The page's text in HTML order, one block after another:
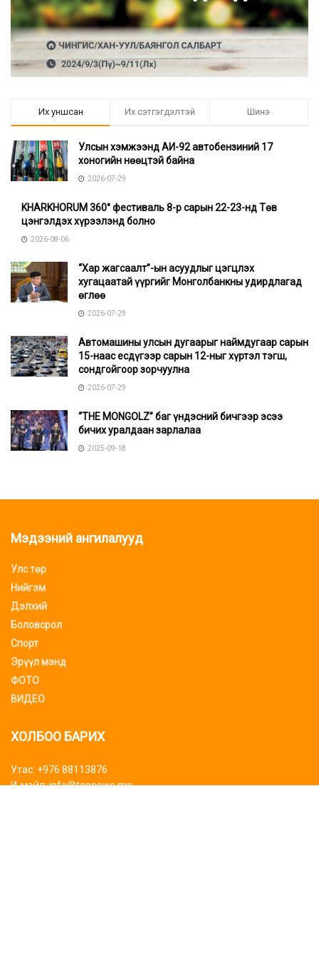
Их уншсан Их сэтгэгдэлтэй Шинэ
Улсын хэмжээнд АИ-92 автобензиний 17
хоногийн нөөцтэй байна
2026-07-29
KHARKHORUM 360° фестиваль 8-р сарын 22-23-нд Төв
цэнгэлдэх хүрээлэнд болно
2026-08-06
“Хар жагсаалт”-ын асуудлыг цэгцлэх
хугацаатай үүргийг Монголбанкны удирдлагад
өглөө
2026-07-29
Автомашины улсын дугаарыг наймдугаар сарын
15-наас есдүгээр сарын 12-ныг хүртэл тэгш,
сондгойгоор зорчуулна
2026-07-29
“THE MONGOLZ” баг үндэсний бичгээр эсээ
бичих уралдаан зарлалаа
2025-09-18
Мэдээний ангилалууд
Улс төр
Нийгэм
Дэлхий
Боловсрол
Спорт
Эрүүл мэнд
ФОТО
ВИДЕО
ХОЛБОО БАРИХ
Утас: +976 88113876
И-мэйл: info@topnews.mn